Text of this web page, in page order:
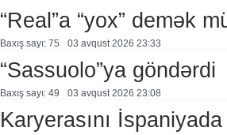
“Real”a “yox” demək
Baxış sayı: 75 03 avqust 2026 23:33
“Sassuolo”ya göndərdi
Baxış sayı: 49 03 avqust 2026 23:08
Karyerasını